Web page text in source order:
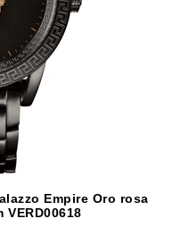
Empire Oro rosa